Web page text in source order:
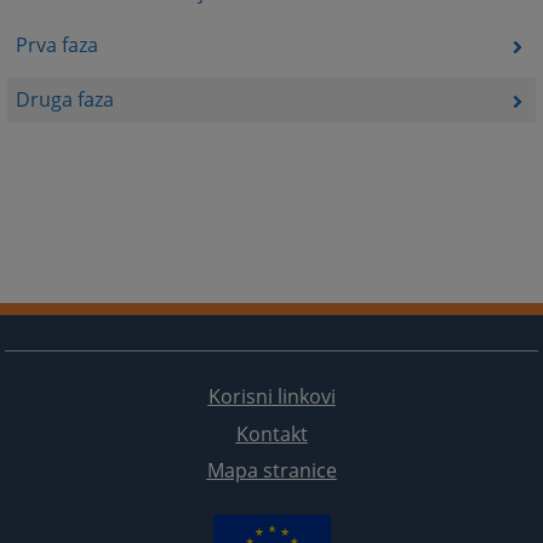
Prva faza
Druga faza
Korisni linkovi
Kontakt
Mapa stranice